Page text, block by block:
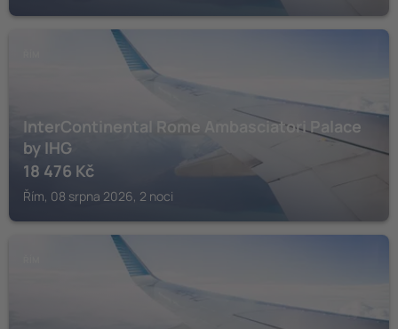
InterContinental Rome Ambasciatori Palace
by IHG
18 476 Kč
Řím, 08 srpna 2026, 2 noci